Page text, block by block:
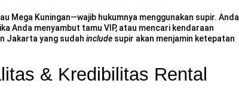
Mega Kuningan—wajib hukumnya menggunakan supir. Anda
Anda menyambut tamu VIP, atau mencari kendaraan
Jakarta yang sudah include supir akan menjamin ketepatan
& Kredibilitas Rental